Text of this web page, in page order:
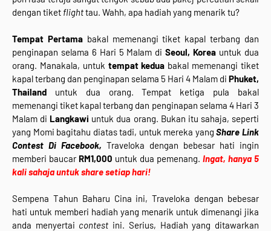
dengan tiket flighttau. Wahh, apa hadiah yang menarik tu?
Tempat Pertama bakal memenangi tiket kapal terbang dan
penginapan selama 6 Hari 5 Malam diSeoul, Korea untuk dua
orang. Manakala, untuk tempat kedua bakal memenangi tiket
kapal terbang dan penginapan selama 5 Hari 4 Malam di Phuket,
Thailand untuk dua orang. Tempat ketiga pula bakal
memenangi tiket kapal terbang dan penginapan selama 4 Hari 3
Malam di Langkawi untuk dua orang. Bukan itu sahaja, seperti
yang Momi bagitahu diatas tadi, untuk mereka yangShare Link
Contest Di Facebook, Traveloka dengan bebesar hati ingin
memberi baucar RM1,000 untuk dua pemenang. Ingat, hanya 5
kali sahaja untuk share setiap hari!
Sempena Tahun Baharu Cina ini, Traveloka dengan bebesar
hati untuk memberi hadiah yang menarik untuk dimenangi jika
anda menyertai contest ini. Serius, Hadiah yang ditawarkan